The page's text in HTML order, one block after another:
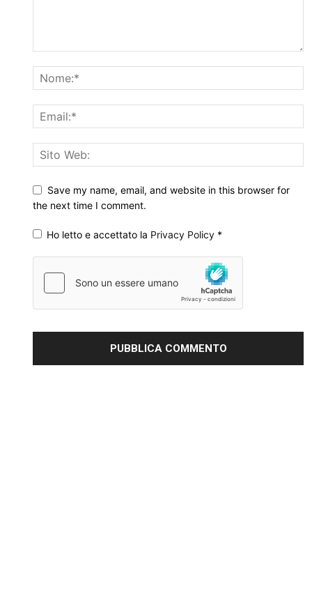
Save my name, email, and website in this browser for
the next time I comment.
Ho letto e accettato la Privacy Policy *